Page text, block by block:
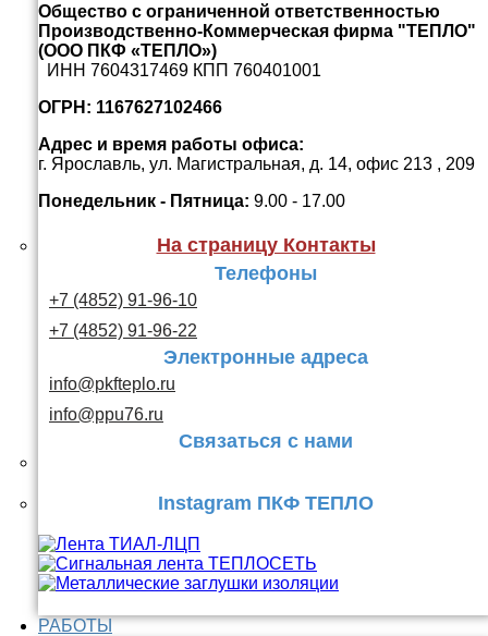
Общество с ограниченной ответственностью
Производственно-Коммерческая фирма "ТЕПЛО"
(ООО ПКФ «ТЕПЛО»)
ИНН 7604317469 КПП 760401001
ОГРН: 1167627102466
Адрес и время работы офиса:
г. Ярославль, ул. Магистральная, д. 14, офис 213 , 209
Понедельник - Пятница: 9.00 - 17.00
На страницу Контакты
Телефоны
+7 (4852) 91-96-10
+7 (4852) 91-96-22
Электронные адреса
info@pkfteplo.ru
info@ppu76.ru
Связаться с нами
Instagram ПКФ ТЕПЛО
РАБОТЫ